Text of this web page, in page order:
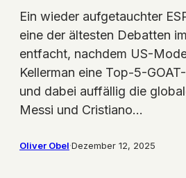
Ein wieder aufgetauchter
eine der ältesten Debatten
entfacht, nachdem US-
Kellerman eine Top-5-
und dabei auffällig die
Messi und Cristiano…
Oliver Obel·Dezember 12, 2025